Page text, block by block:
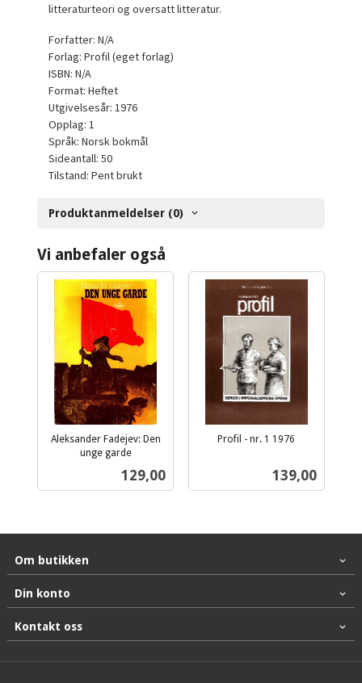
litteraturteori og oversatt litteratur.
Forfatter: N/A
Forlag: Profil (eget forlag)
ISBN: N/A
Format: Heftet
Utgivelsesår: 1976
Opplag: 1
Språk: Norsk bokmål
Sideantall: 50
Tilstand: Pent brukt
Produktanmeldelser (0)
Vi anbefaler også
Aleksander Fadejev: Den
unge garde
Pris
129,00
Profil - nr. 1 1976
Pris
139,00
Om butikken
Din konto
Kontakt oss